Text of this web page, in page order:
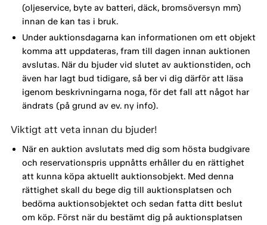
(oljeservice, byte av batteri, däck, bromsöversyn mm)
innan de kan tas i bruk.
Under auktionsdagarna kan informationen om ett objekt
komma att uppdateras, fram till dagen innan auktionen
avslutas. När du bjuder vid slutet av auktionstiden, och
även har lagt bud tidigare, så ber vi dig därför att läsa
igenom beskrivningarna noga, för det fall att något har
ändrats (på grund av ev. ny info).
Viktigt att veta innan du bjuder!
När en auktion avslutats med dig som hösta budgivare
och reservationspris uppnåtts erhåller du en rättighet
att kunna köpa aktuellt auktionsobjekt. Med denna
rättighet skall du bege dig till auktionsplatsen och
bedöma auktionsobjektet och sedan fatta ditt beslut
om köp. Först när du bestämt dig på auktionsplatsen